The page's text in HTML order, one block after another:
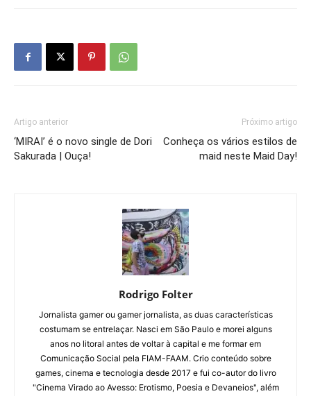
Artigo anterior
‘MIRAI’ é o novo single de Dori
Sakurada | Ouça!
Próximo artigo
Conheça os vários estilos de
maid neste Maid Day!
Rodrigo Folter
Jornalista gamer ou gamer jornalista, as duas características
costumam se entrelaçar. Nasci em São Paulo e morei alguns
anos no litoral antes de voltar à capital e me formar em
Comunicação Social pela FIAM-FAAM. Crio conteúdo sobre
games, cinema e tecnologia desde 2017 e fui co-autor do livro
"Cinema Virado ao Avesso: Erotismo, Poesia e Devaneios", além